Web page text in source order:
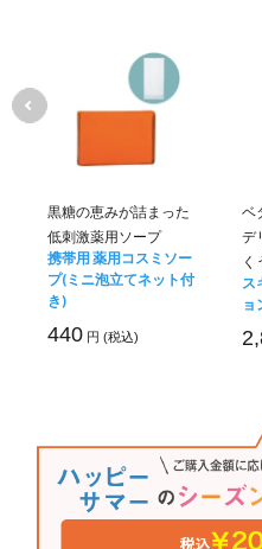
黒糖の恵みが詰まった
低刺激薬用ソープ
携帯用 薬用コスミソー
プ(ミニ泡立てネット付
き)
440 円 (税込)
ベ
デ
く
ス
ョ